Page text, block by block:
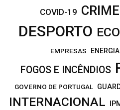
COVID-19 CRIME
DESPORTO
EMPRESAS ENERGIA
FOGOS E INCÊNDIOS
GOVERNO DE PORTUGAL
INTERNACIONAL